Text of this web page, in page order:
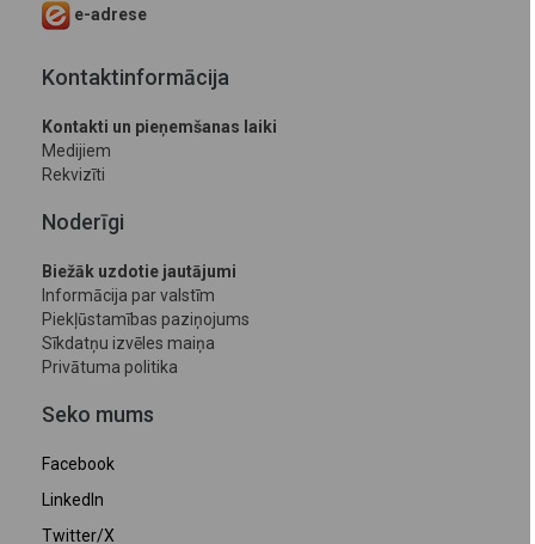
e-adrese
Kontaktinformācija
Kontakti un pieņemšanas laiki
Medijiem
Rekvizīti
Noderīgi
Biežāk uzdotie jautājumi
Informācija par valstīm
Piekļūstamības paziņojums
Sīkdatņu izvēles maiņa
Privātuma politika
Seko mums
Facebook
LinkedIn
Twitter/X